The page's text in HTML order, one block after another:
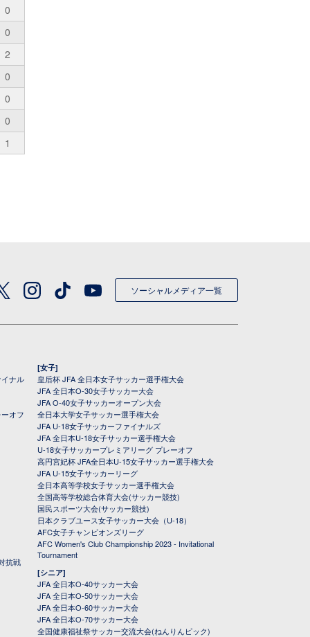
0
0
2
0
0
0
1
ソーシャルメディア一覧
ナル
オフ
抗戦
[女子]
皇后杯 JFA 全日本女子サッカー選手権大会
JFA 全日本O-30女子サッカー大会
JFA O-40女子サッカーオープン大会
全日本大学女子サッカー選手権大会
JFA U-18女子サッカーファイナルズ
JFA 全日本U-18女子サッカー選手権大会
U-18女子サッカープレミアリーグ プレーオフ
高円宮妃杯 JFA全日本U-15女子サッカー選手権大会
JFA U-15女子サッカーリーグ
全日本高等学校女子サッカー選手権大会
全国高等学校総合体育大会(サッカー競技)
国民スポーツ大会(サッカー競技)
日本クラブユース女子サッカー大会（U-18）
AFC女子チャンピオンズリーグ
AFC Women's Club Championship 2023 - Invitational
Tournament
[シニア]
JFA 全日本O-40サッカー大会
JFA 全日本O-50サッカー大会
JFA 全日本O-60サッカー大会
JFA 全日本O-70サッカー大会
全国健康福祉祭サッカー交流大会(ねんりんピック)